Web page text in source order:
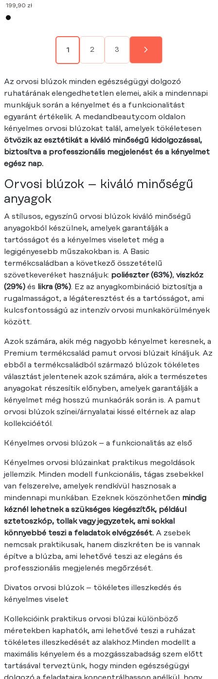
199,90 zł
1 2 3
Az orvosi blúzok minden egészségügyi dolgozó
ruhatárának elengedhetetlen elemei, akik a mindennapi
munkájuk során a kényelmet és a funkcionalitást
egyaránt értékelik. A medandbeauty.com oldalon
kényelmes orvosi blúzokat talál, amelyek tökéletesen
ötvözik az esztétikát a kiváló minőségű kidolgozással,
biztosítva a professzionális megjelenést és a kényelmet
egész nap.
Orvosi blúzok – kiváló minőségű
anyagok
A stílusos, egyszínű orvosi blúzok kiváló minőségű
anyagokból készülnek, amelyek garantálják a
tartósságot és a kényelmes viseletet még a
legigényesebb műszakokban is. A Basic
termékcsaládban a következő összetételű
szövetkeveréket használjuk: poliészter (63%), viszkóz
(29%) és likra (8%). Ez az anyagkombináció biztosítja a
rugalmasságot, a légáteresztést és a tartósságot, ami
kulcsfontosságú az intenzív orvosi munkakörülmények
között.
Azok számára, akik még nagyobb kényelmet keresnek, a
Premium termékcsalád pamut orvosi blúzait kínáljuk. Az
ebből a termékcsaládból származó blúzok tökéletes
választást jelentenek azok számára, akik a természetes
anyagokat részesítik előnyben, amelyek garantálják a
kényelmet még hosszú munkaórák során is. A pamut
orvosi blúzok színei/árnyalatai kissé eltérnek az alap
kollekcióétól.
Kényelmes orvosi blúzok – a funkcionalitás az első
Kényelmes orvosi blúzainkat praktikus megoldások
jellemzik. Minden modell funkcionális, tágas zsebekkel
van felszerelve, amelyek rendkívül hasznosak a
mindennapi munkában. Ezeknek köszönhetően mindig
kéznél lehetnek a szükséges kiegészítők, például
sztetoszkóp, tollak vagy jegyzetek, ami sokkal
könnyebbé teszi a feladatok elvégzését. A zsebek
nemcsak praktikusak, hanem diszkréten be is vannak
építve a blúzba, ami lehetővé teszi az elegáns és
professzionális megjelenés megőrzését.
Divatos orvosi blúzok – tökéletes illeszkedés és
kényelmes viselet
Kollekcióink praktikus orvosi blúzai különböző
méretekben kaphatók, ami lehetővé teszi a ruházat
tökéletes illeszkedését az alakhoz.Minden modellt a
maximális kényelem és a mozgásszabadság szem előtt
tartásával terveztünk, hogy minden egészségügyi